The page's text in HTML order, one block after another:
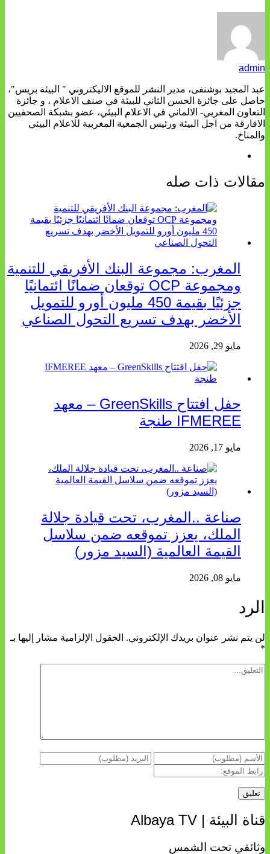
admin
عبد المجيد بوشنفى، مدير النشر للموقع الاليكتروني " البيئة بريس"،
حاصل على جائزة الحسن الثاني للبيئة في صنف الاعلام ، و جائزة
التعاون المغربي- الالماني في الاعلام البيئي، عضو بشبكة الصحفيين
الافارقة من اجل البيئة ورئيس الجمعية المغربية للاعلام البيئي
والمناخ.
مقالات ذات صله
المغرب: مجموعة البنك الأفريقي للتنمية
ومجموعة OCP توقعان ضمانًا ائتمانيًا
جزئيًا بقيمة 450 مليون أورو للتمويل
الأخضر بهدف تسريع التحول الصناعي
مايو 29, 2026
حفل افتتاح GreenSkills – معهد
IFMEREE طنجة
مايو 17, 2026
صناعة ..المغرب، تحت قيادة جلالة
الملك، يعزز تموقعه ضمن سلاسل
القيمة العالمية (السيد مزور)
مايو 08, 2026
الرد
لن يتم نشر عنوان بريدك الإلكتروني. الحقول الإلزامية مشار إليها بـ
*
قناة البيئة | Albaya TV
وثائقي تحت الشمس